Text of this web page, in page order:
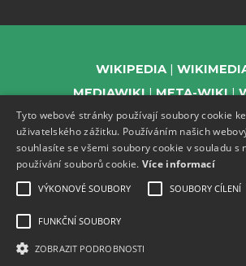
WIKIPEDIA
MEDIAWIKI
META-WIKI
WIKIBOOKS
WIKIDATA
WIKIVERSITY
Tyto webové stránky používají soubory cookie
uživatelského zážitku. Používáním našich
souhlasíte se všemi soubory cookie v souladu s
používání souborů cookie. Více informací
VÝKONOVÉ SOUBORY SOUBORY CÍLENÍ
FUNKČNÍ SOUBORY
ZOBRAZIT PODROBNOSTI